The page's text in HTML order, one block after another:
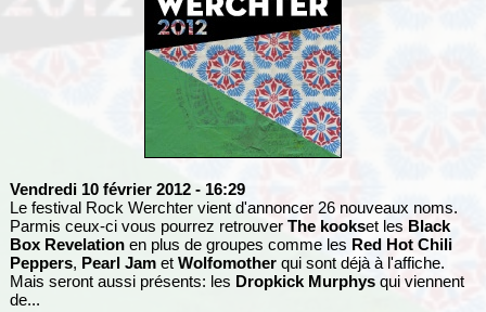
Vendredi 10 février 2012 - 16:29
Le festival Rock Werchter vient d'annoncer 26 nouveaux noms.
Parmis ceux-ci vous pourrez retrouver The kookset les Black
Box Revelationen plus de groupes comme les Red Hot Chili
Peppers, Pearl Jamet Wolfomotherqui sont déjà à l'affiche.
Mais seront aussi présents: les Dropkick Murphysqui viennent
de...